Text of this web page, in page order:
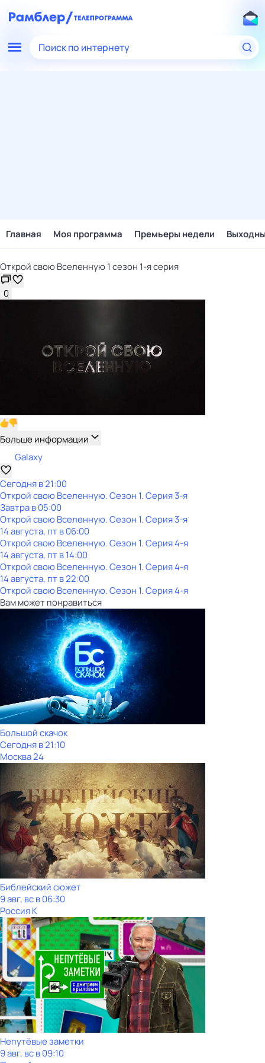
Поиск по интернету
Главная Моя программа Премьеры недели
Открой свою Вселенную 1 сезон 1-я серия
0
Больше информации
Galaxy
Сегодня в 21:00
Открой свою Вселенную. Сезон 1. Серия 3-я
Завтра в 05:00
Открой свою Вселенную. Сезон 1. Серия 3-я
14 августа, пт в 06:00
Открой свою Вселенную. Сезон 1. Серия 4-я
14 августа, пт в 14:00
Открой свою Вселенную. Сезон 1. Серия 4-я
14 августа, пт в 22:00
Открой свою Вселенную. Сезон 1. Серия 4-я
Вам может понравиться
Большой скачок
Сегодня в 21:10
Москва 24
Библейский сюжет
9 авг, вс в 06:30
Россия К
Непутёвые заметки
9 авг, вс в 09:10